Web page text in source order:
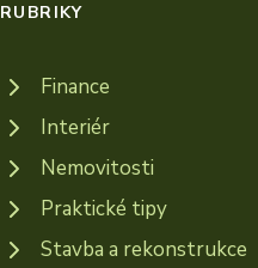
RUBRIKY
Finance
Interiér
Nemovitosti
Praktické tipy
Stavba a rekonstrukce